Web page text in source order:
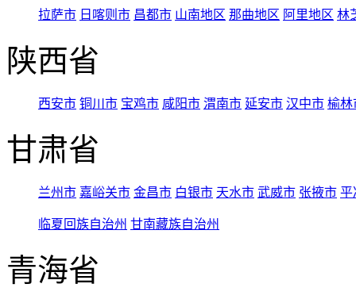
拉萨市 日喀则市 昌都市 山南地区 那曲地区 阿里地区 林
陕西省
西安市 铜川市 宝鸡市 咸阳市 渭南市 延安市 汉中市 榆林
甘肃省
兰州市 嘉峪关市 金昌市 白银市 天水市 武威市 张掖市 平
临夏回族自治州 甘南藏族自治州
青海省